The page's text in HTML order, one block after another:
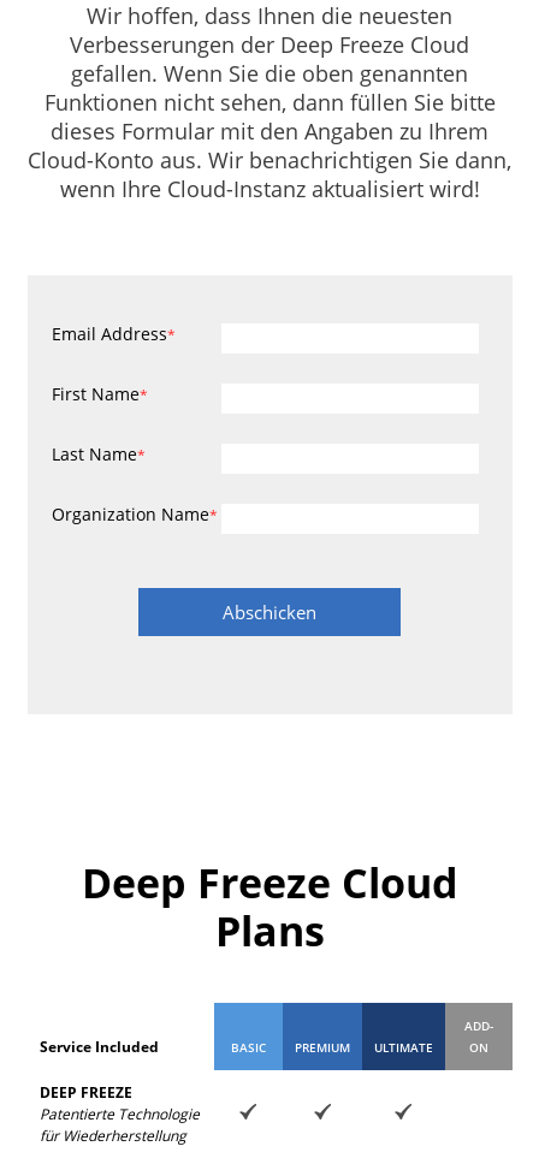
Wir hoffen, dass Ihnen die neuesten
Verbesserungen der Deep Freeze Cloud
gefallen. Wenn Sie die oben genannten
Funktionen nicht sehen, dann füllen Sie bitte
dieses Formular mit den Angaben zu Ihrem
Cloud-Konto aus. Wir benachrichtigen Sie dann,
wenn Ihre Cloud-Instanz aktualisiert wird!
Email Address*
First Name*
Last Name*
Organization Name*
Abschicken
Deep Freeze Cloud
Plans
Service Included BASIC PREMIUM ULTIMATE
ADD-
ON
DEEP FREEZE
Patentierte Technologie
für Wiederherstellung